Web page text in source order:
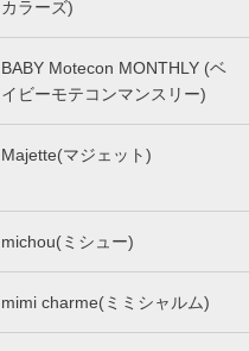
カラーズ)
BABY Motecon MONTHLY (ベ
イビーモテコンマンスリー)
Majette(マジェット)
michou(ミシュー)
mimi charme(ミミシャルム)